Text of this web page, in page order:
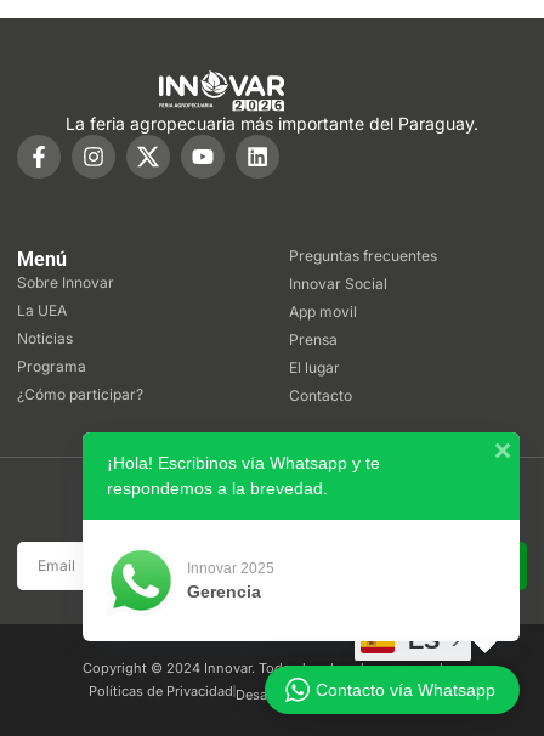
La feria agropecuaria más importante del Paraguay.
Menú
Sobre Innovar
La UEA
Noticias
Programa
¿Cómo participar?
Preguntas frecuentes
Innovar Social
App movil
Prensa
El lugar
Contacto
Copyright © 2024 Innovar. Todos los derechos reservados.
Políticas de PrivacidadDesarrollado por canosys.com
ES
¡Hola! Escribinos vía Whatsapp y te
respondemos a la brevedad.
Innovar 2025
Gerencia
Contacto vía Whatsapp